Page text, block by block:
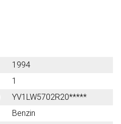
1994
1
YV1LW5702R20*****
Benzin